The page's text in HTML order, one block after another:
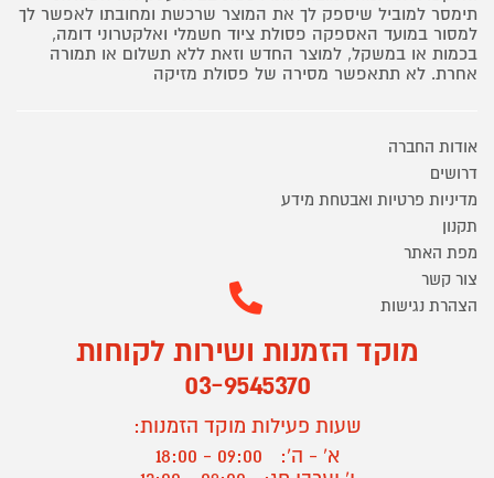
תימסר למוביל שיספק לך את המוצר שרכשת ומחובתו לאפשר לך
למסור במועד האספקה פסולת ציוד חשמלי ואלקטרוני דומה,
בכמות או במשקל, למוצר החדש וזאת ללא תשלום או תמורה
אחרת. לא תתאפשר מסירה של פסולת מזיקה
אודות החברה
דרושים
מדיניות פרטיות ואבטחת מידע
תקנון
מפת האתר
צור קשר
הצהרת נגישות
מוקד הזמנות ושירות לקוחות
03-9545370
שעות פעילות מוקד הזמנות:
א' - ה':
09:00 - 18:00